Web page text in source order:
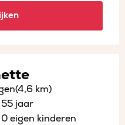
(4,6 km)
55 jaar
0 eigen kinderen